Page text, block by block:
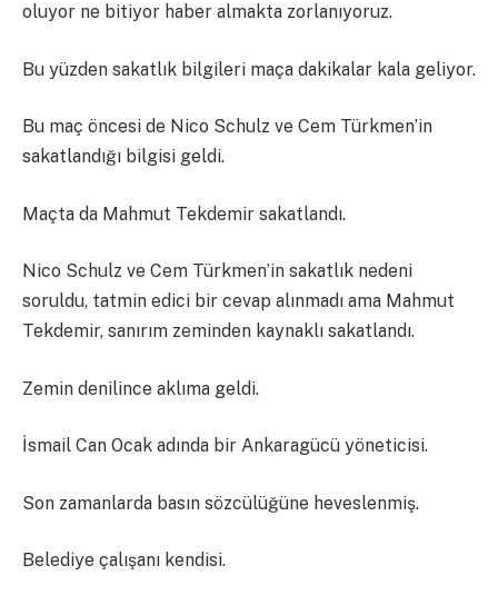
oluyor ne bitiyor haber almakta zorlanıyoruz.
Bu yüzden sakatlık bilgileri maça dakikalar kala geliyor.
Bu maç öncesi de Nico Schulz ve Cem Türkmen’in
sakatlandığı bilgisi geldi.
Maçta da Mahmut Tekdemir sakatlandı.
Nico Schulz ve Cem Türkmen’in sakatlık nedeni
soruldu, tatmin edici bir cevap alınmadı ama Mahmut
Tekdemir, sanırım zeminden kaynaklı sakatlandı.
Zemin denilince aklıma geldi.
İsmail Can Ocak adında bir Ankaragücü yöneticisi.
Son zamanlarda basın sözcülüğüne heveslenmiş.
Belediye çalışanı kendisi.